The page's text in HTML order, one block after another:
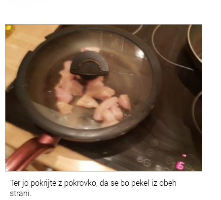
Ter jo pokrijte z pokrovko, da se bo pekel iz obeh
strani.